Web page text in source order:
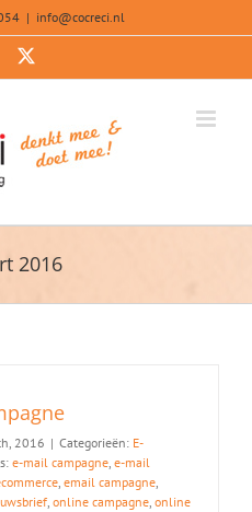
| info@cocreci.nl
2016
2016 | Categorieën: E-
e-mail campagne, e-mail
, email campagne,
, online campagne, online